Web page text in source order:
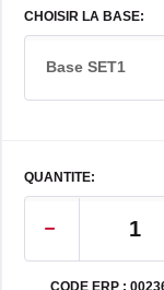
CHOISIR LA BASE:
Base SET1
QUANTITE: